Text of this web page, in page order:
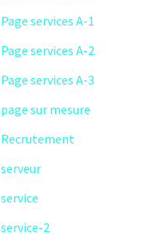
Page services A-1
Page services A-2
Page services A-3
page sur mesure
Recrutement
serveur
service
service-2